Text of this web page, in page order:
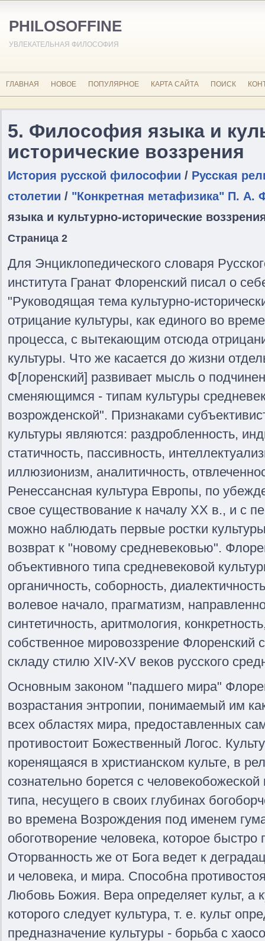
PHILOSOFFINE
УВЛЕКАТЕЛЬНАЯ ФИЛОСОФИЯ
ГЛАВНАЯ НОВОЕ ПОПУЛЯРНОЕ КАРТА САЙТА ПОИСК
5. Философия языка и
исторические воззрения
История русской философии / Русская
столетии / "Конкретная метафизика" П. А.
языка и культурно-исторические
Страница 2
Для Энциклопедического словаря
института Гранат Флоренский писал о
"Руководящая тема культурно-
отрицание культуры, как единого во
процесса, с вытекающим отсюда
культуры. Что же касается до жизни
Ф[лоренский] развивает мысль о
сменяющимся - типам культуры
возрожденской". Признаками
культуры являются: раздробленность,
статичность, пассивность,
иллюзионизм, аналитичность,
Ренессансная культура Европы, по
свое существование к началу XX в., и с
можно наблюдать первые ростки
возврат к "новому средневековью".
объективного типа средневековой
органичность, соборность,
волевое начало, прагматизм,
синтетичность, аритмология,
собственное мировоззрение Флоренский
складу стилю XIV-XV веков русского
Основным законом "падшего мира"
возрастания энтропии, понимаемый им
всех областях мира, предоставленных
противостоит Божественный Логос.
коренящаяся в христианском культе, в
сознательно борется с человекобожеской
типа, несущего в своих глубинах
во времена Возрождения под именем
обоготворение человека, которое
Оторванность же от Бога ведет к
и человека, и мира. Способна
Любовь Божия. Вера определяет культ, а
которого следует культура, т. е. культ
предназначение культуры - борьба с